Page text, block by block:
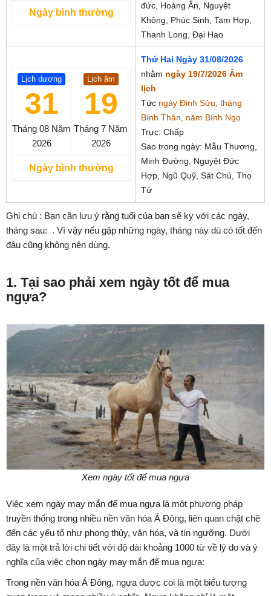
Ngày bình thường
đức, Hoàng Ân, Nguyệt
Không, Phúc Sinh, Tam Hợp,
Thanh Long, Đại Hao
Lịch dương
31
Tháng 08 Năm
2026
Lịch âm
19
Tháng 7 Năm
2026
Ngày bình thường
Thứ Hai Ngày 31/08/2026
nhằm ngày 19/7/2026 Âm
lịch
Tức ngày Đinh Sửu, tháng
Bính Thân, năm Bính Ngọ
Trực: Chấp
Sao trong ngày: Mẫu Thương,
Minh Đường, Nguyệt Đức
Hợp, Ngũ Quỹ, Sát Chủ, Thọ
Tử
Ghi chú : Bạn cần lưu ý rằng tuổi của bạn sẽ kỵ với các ngày,
tháng sau: . Vì vậy nếu gặp những ngày, tháng này dù có tốt đến
đâu cũng không nên dùng.
1. Tại sao phải xem ngày tốt để mua
ngựa?
Xem ngày tốt để mua ngựa
Việc xem ngày may mắn để mua ngựa là một phương pháp
truyền thống trong nhiều nền văn hóa Á Đông, liên quan chặt chẽ
đến các yếu tố như phong thủy, văn hóa, và tín ngưỡng. Dưới
đây là một trả lời chi tiết với độ dài khoảng 1000 từ về lý do và ý
nghĩa của việc chọn ngày may mắn để mua ngựa:
Trong nền văn hóa Á Đông, ngựa được coi là một biểu tượng